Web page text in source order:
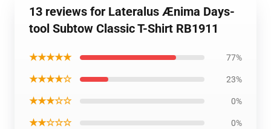
13 reviews for Lateralus Ænima Days-
tool Subtow Classic T-Shirt RB1911
★★★★★ 77%
★★★★☆ 23%
★★★☆☆ 0%
★★☆☆☆ 0%